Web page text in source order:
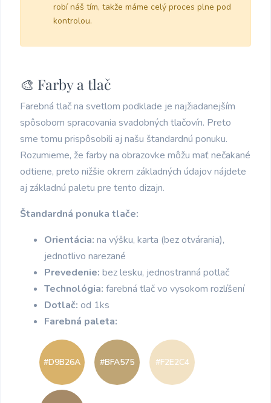
robí náš tím, takže máme celý proces plne pod
kontrolou.
🎨 Farby a tlač
Farebná tlač na svetlom podklade je najžiadanejším
spôsobom spracovania svadobných tlačovín. Preto
sme tomu prispôsobili aj našu štandardnú ponuku.
Rozumieme, že farby na obrazovke môžu mať nečakané
odtiene, preto nižšie okrem základných údajov nájdete
aj základnú paletu pre tento dizajn.
Štandardná ponuka tlače:
Orientácia: na výšku, karta (bez otvárania),
jednotlivo narezané
Prevedenie: bez lesku, jednostranná potlač
Technológia: farebná tlač vo vysokom rozlíšení
Dotlač: od 1ks
Farebná paleta:
#D9B26A #BFA575 #F2E2C4